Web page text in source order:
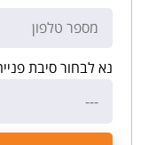
נא לבחור סיבת
---